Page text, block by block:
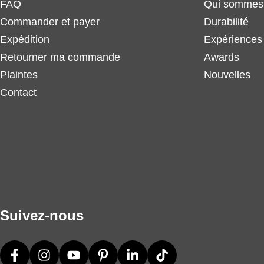
FAQ
Commander et payer
Expédition
Retourner ma commande
Plaintes
Contact
Qui
Durabilité
Awards
Nouvelles
Suivez-nous